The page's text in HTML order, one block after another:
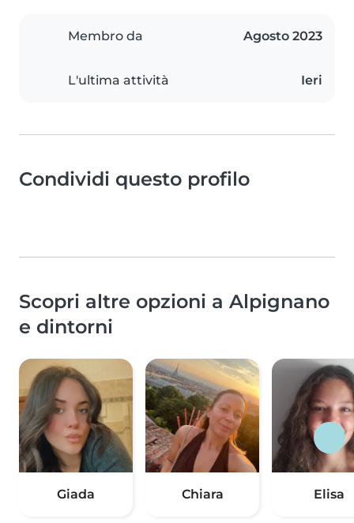
Membro da Agosto 2023
L'ultima attività Ieri
Condividi questo profilo
Scopri altre opzioni a Alpignano
e dintorni
Giada Chiara Elisa